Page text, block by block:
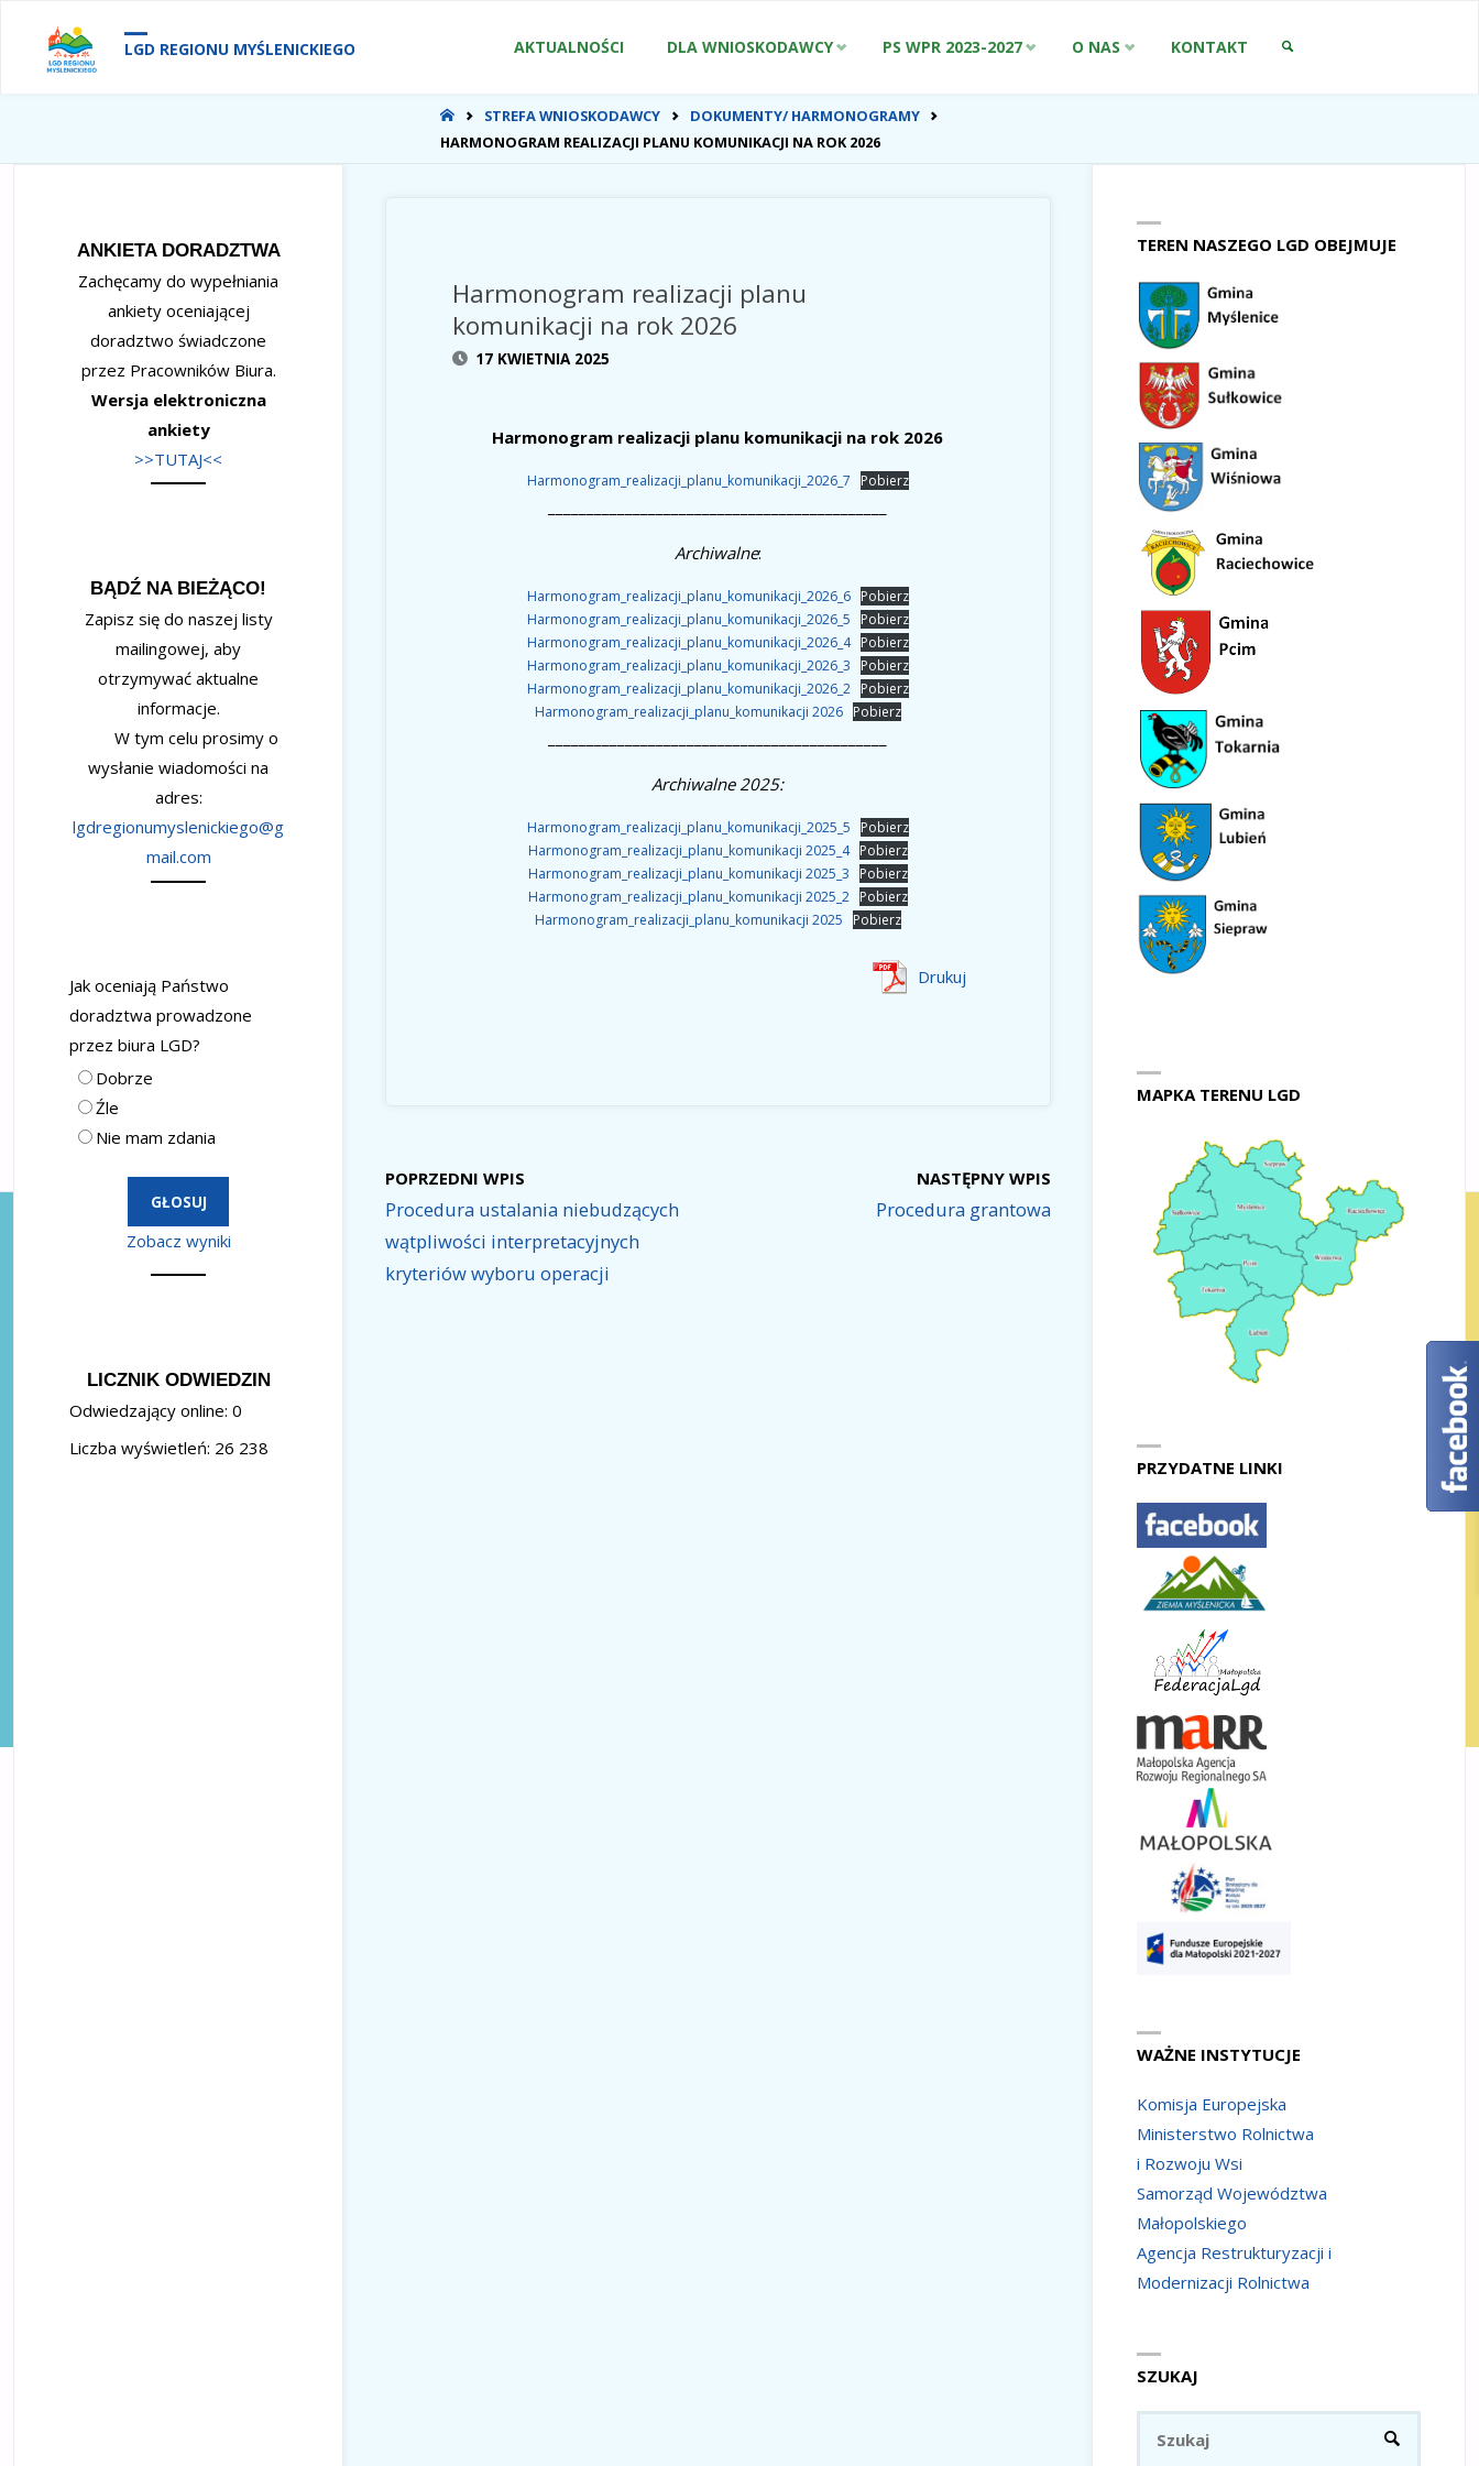
LGD REGIONU MYŚLENICKIEGO
treści
AKTUALNOŚCI DLA WNIOSKODAWCY PS WPR 2023-2027 O NAS KONTAKT
STRONA
GŁÓWNA
STREFA WNIOSKODAWCY
DOKUMENTY/ HARMONOGRAMY
HARMONOGRAM REALIZACJI PLANU KOMUNIKACJI NA ROK 2026
Harmonogram realizacji planu
komunikacji na rok 2026
17 KWIETNIA 2025
Harmonogram realizacji planu komunikacji na rok 2026
Harmonogram_realizacji_planu_komunikacji_2026_7 Pobierz
Archiwalne:
Harmonogram_realizacji_planu_komunikacji_2026_6
Pobierz
Harmonogram_realizacji_planu_komunikacji_2026_5
Pobierz
Harmonogram_realizacji_planu_komunikacji_2026_4
Pobierz
Harmonogram_realizacji_planu_komunikacji_2026_3
Pobierz
Harmonogram_realizacji_planu_komunikacji_2026_2
Pobierz
Harmonogram_realizacji_planu_komunikacji 2026
Pobierz
Archiwalne 2025:
Harmonogram_realizacji_planu_komunikacji_2025_5
Pobierz
Harmonogram_realizacji_planu_komunikacji 2025_4
Pobierz
Harmonogram_realizacji_planu_komunikacji 2025_3
Pobierz
Harmonogram_realizacji_planu_komunikacji 2025_2
Pobierz
Harmonogram_realizacji_planu_komunikacji 2025
Pobierz
Drukuj
POPRZEDNI WPIS
Procedura ustalania niebudzących
wątpliwości interpretacyjnych
kryteriów wyboru operacji
NASTĘPNY WPIS
Procedura grantowa
ANKIETA DORADZTWA
Zachęcamy do wypełniania
ankiety oceniającej
doradztwo świadczone
przez Pracowników Biura.
Wersja elektroniczna
ankiety
>>TUTAJ<<
BĄDŹ NA BIEŻĄCO!
Zapisz się do naszej listy
mailingowej, aby
otrzymywać aktualne
informacje.
W tym celu prosimy o
wysłanie wiadomości na
adres:
lgdregionumyslenickiego@g
mail.com
Jak oceniają Państwo
doradztwa prowadzone
przez biura LGD?
Dobrze
Źle
Nie mam zdania
Zobacz wyniki
LICZNIK ODWIEDZIN
Odwiedzający online: 0
Liczba wyświetleń: 26 238
TEREN NASZEGO LGD OBEJMUJE
MAPKA TERENU LGD
PRZYDATNE LINKI
WAŻNE INSTYTUCJE
Komisja Europejska
Ministerstwo Rolnictwa
i Rozwoju Wsi
Samorząd Województwa
Małopolskiego
Agencja Restrukturyzacji i
Modernizacji Rolnictwa
SZUKAJ
SZUKAJ